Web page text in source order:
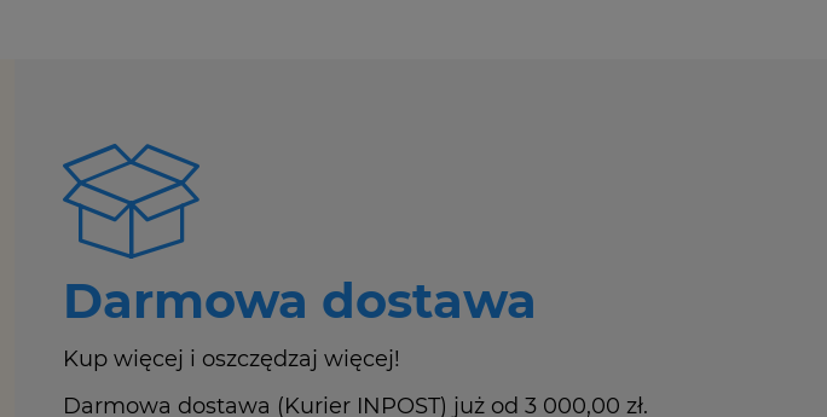
Darmowa dostawa
Kup więcej i oszczędzaj więcej!
Darmowa dostawa (Kurier INPOST) już od 3 000,00 zł.